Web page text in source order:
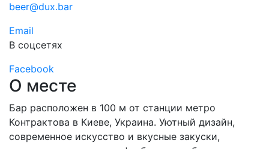
beer@dux.bar
Email
В соцсетях
Facebook
О месте
Бар расположен в 100 м от станции метро
Контрактова в Киеве, Украина. Уютный дизайн,
современное искусство и вкусные закуски,